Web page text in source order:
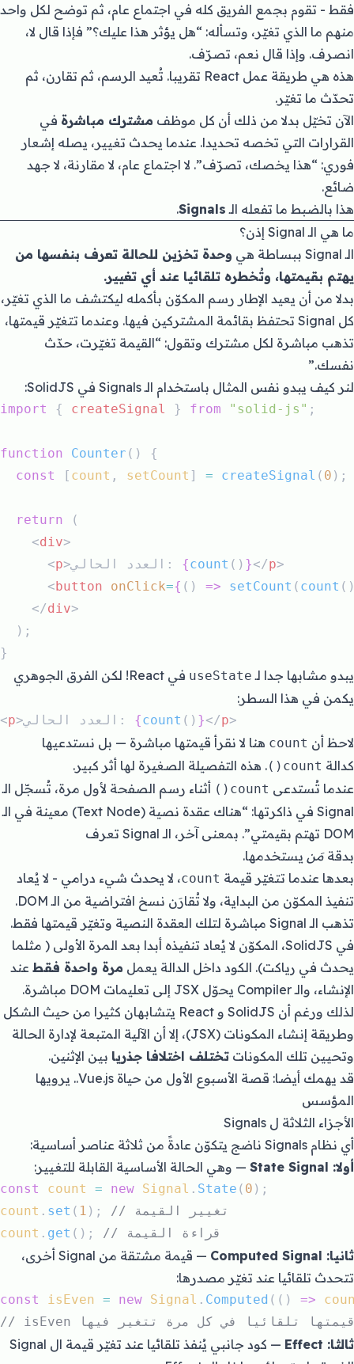
فقط - تقوم بجمع الفريق كله في اجتماع عام، ثم توضح لكل واحد
منهم ما الذي تغيّر، وتسأله: “هل يؤثر هذا عليك؟” فإذا قال لا،
انصرف. وإذا قال نعم، تصرّف.
هذه هي طريقة عمل React تقريبا. تُعيد الرسم، ثم تقارن، ثم
تحدّث ما تغيّر.
الآن تخيّل بدلا من ذلك أن كل موظف مشترك مباشرة في
القرارات التي تخصه تحديدا. عندما يحدث تغيير، يصله إشعار
فوري: “هذا يخصك، تصرّف”. لا اجتماع عام، لا مقارنة، لا جهد
ضائع.
هذا بالضبط ما تفعله الـ Signals
.
ما هي الـ Signal إذن؟
الـ Signal ببساطة هي
وحدة تخزين للحالة تعرف بنفسها من
يهتم بقيمتها، وتُخطره تلقائيا عند أي تغيير.
بدلا من أن يعيد الإطار رسم المكوّن بأكمله ليكتشف ما الذي تغيّر،
كل Signal تحتفظ بقائمة المشتركين فيها. وعندما تتغيّر قيمتها،
تذهب مباشرة لكل مشترك وتقول: “القيمة تغيّرت، حدّث
نفسك.”
لنر كيف يبدو نفس المثال باستخدام الـ Signals في SolidJS:
import { createSignal } from "solid-js" ;
function Counter () {
const
[ count , setCount ] = createSignal ( 0 );
return (
    <
div>
      <
p >العدد الحالي: {count () }</p>
      <
button onClick={ () => setCount ( count
    </
div>
  );
}
يبدو مشابها جدا لـ useState
في React! لكن الفرق الجوهري
يكمن في هذا السطر:
<p >العدد الحالي: {count () }</p>
لاحظ أن count هنا لا نقرأ قيمتها مباشرة — بل نستدعيها
كدالة count()
. هذه التفصيلة الصغيرة لها أثر كبير.
عندما تُستدعى count()
أثناء رسم الصفحة لأول مرة، تُسجّل الـ
Signal في ذاكرتها: “هناك عقدة نصية (Text Node) معينة في الـ
DOM تهتم بقيمتي”. بمعنى آخر، الـ Signal تعرف
بدقةمَن يستخدمها.
بعدها عندما تتغيّر قيمة count، لا يحدث شيء درامي - لا يُعاد
تنفيذ المكوّن من البداية، ولا تُقارَن نسخ افتراضية من الـ DOM.
تذهب الـ Signal مباشرة لتلك العقدة النصية وتغيّر قيمتها فقط.
في SolidJS، المكوّن لا يُعاد تنفيذه أبدا بعد المرة الأولى ( مثلما
يحدث في رياكت). الكود داخل الدالة يعمل مرة واحدة فقط عند
الإنشاء، والـ Compiler يحوّل JSX إلى تعليمات DOM مباشرة.
لذلك ورغم أن SolidJS و React يتشابهان كثيرا من حيث الشكل
وطريقة إنشاء المكونات (JSX)، إلا أن الآلية المتبعة لإدارة الحالة
وتحيين تلك المكونات تختلف اختلافا جذريا بين الإثنين.
قد يهمك أيضا:
قصة الأسبوع الأول من حياة Vue.js.. يرويها
المؤسس
الأجزاء الثلاثة ل Signals
أي نظام Signals ناضج يتكوّن عادةً من ثلاثة عناصر أساسية:
أولا: State Signal
— وهي الحالة الأساسية القابلة للتغيير:
const count = new Signal . State ( 0 );
count . set ( 1 );
// تغيير القيمة
count . get (); // قراءة القيمة
ثانيا: Computed Signal
— قيمة مشتقة من Signal أخرى،
تتحدث تلقائيا عند تغيّر مصدرها:
const isEven = new Signal . Computed (() =>
ثالثا: Effect
— كود جانبي يُنفذ تلقائيا عند تغيّر قيمة ال Signal